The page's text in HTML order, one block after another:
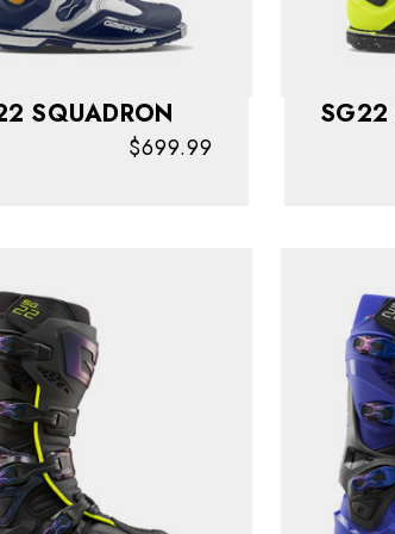
SG22 SQUADRON
$699.99